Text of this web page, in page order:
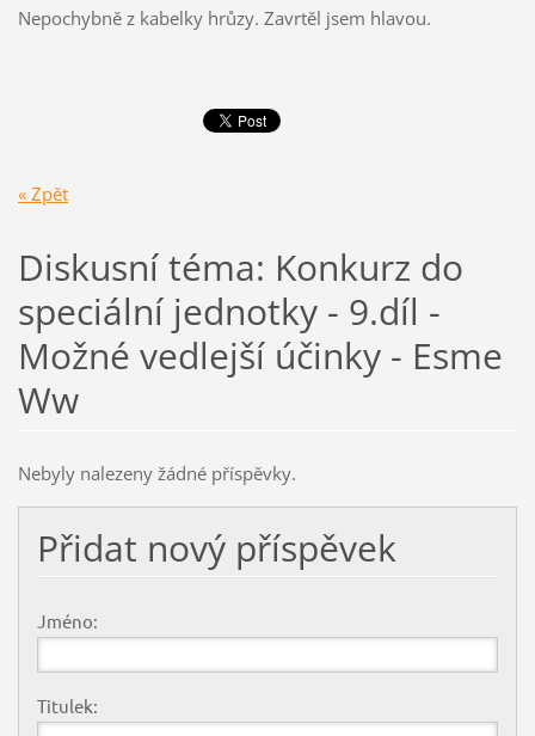
Nepochybně z kabelky hrůzy. Zavrtěl jsem hlavou.
« Zpět
Diskusní téma: Konkurz do
speciální jednotky - 9.díl -
Možné vedlejší účinky - Esme
Ww
Nebyly nalezeny žádné příspěvky.
Přidat nový příspěvek
Jméno:
Titulek: